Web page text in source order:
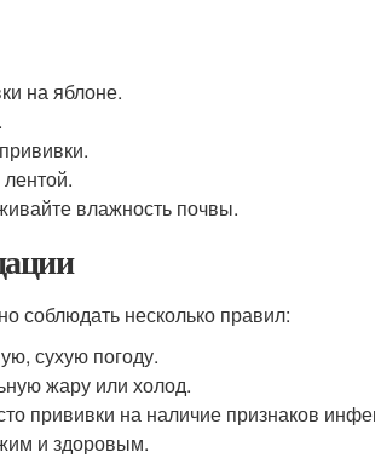
на яблоне.
влажность почвы.
соблюдать несколько правил:
сухую погоду.
жару или холод.
прививки на наличие признаков
и здоровым.